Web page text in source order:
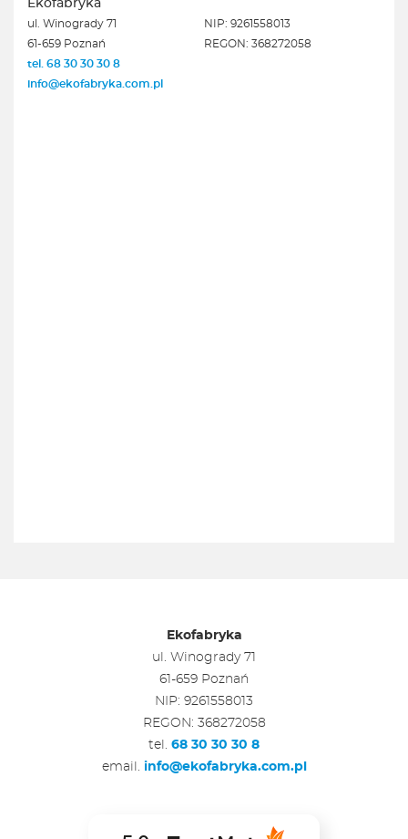
Ekofabryka
ul. Winogrady 71
61-659 Poznań
tel. 68 30 30 30 8
info@ekofabryka.com.pl
NIP: 9261558013
REGON: 368272058
Ekofabryka
ul. Winogrady 71
61-659 Poznań
NIP: 9261558013
REGON: 368272058
tel. 68 30 30 30 8
email. info@ekofabryka.com.pl